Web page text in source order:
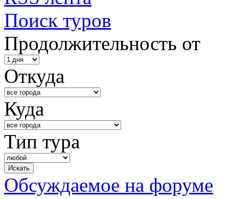
Поиск туров
Продолжительность от
Откуда
Куда
Тип тура
Обсуждаемое на форуме